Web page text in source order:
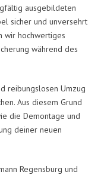
ausgebildeten
sicher und unversehrt
wir hochwertiges
während des
reibungslosen Umzug
Aus diesem Grund
die Demontage und
deiner neuen
Regensburg und